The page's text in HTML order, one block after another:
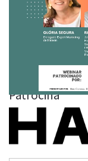
¿Imaginas un
PLUS+, tu mejor
Patrocina